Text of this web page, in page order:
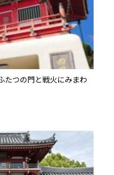
たつの門と戦火にみまわ